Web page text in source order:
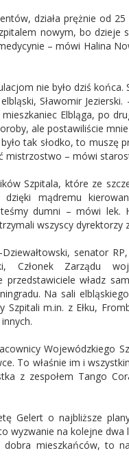
działa prężnie od
nowym, bo dzieje
– mówi Halina
nie było dziś końca.
Sławomir
Elbląga, po
ale postawiliście
tak słodko, to muszę
mistrzostwo – mówi
Szpitala, które ze
mądremu
dumni – mówi lek.
wszyscy dyrektorzy
senator
Członek Zarządu
przedstawiciele władz
Na sali
m.in. z Ełku,
Wojewódzkiego
To właśnie im i
z zespołem Tango
Gelert o najbliższe
wyzwanie na kolejne dwa
mieszkańców, to